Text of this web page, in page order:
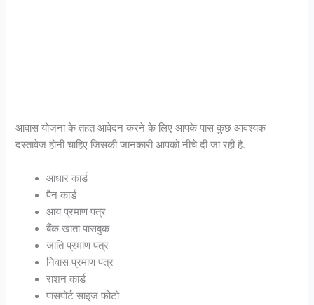
आवास योजना के तहत आवेदन करने के लिए आपके पास कुछ आवश्यक
दस्तावेज होनी चाहिए जिसकी जानकारी आपको नीचे दी जा रही है.
आधार कार्ड
पैन कार्ड
आय प्रमाण पत्र
बैंक खाता पासबुक
जाति प्रमाण पत्र
निवास प्रमाण पत्र
राशन कार्ड
पासपोर्ट साइज फोटो